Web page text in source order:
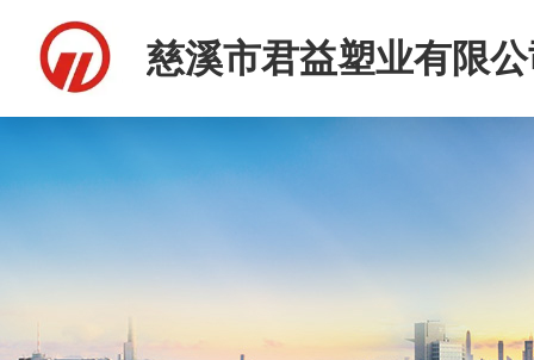
慈溪市君益塑业有限